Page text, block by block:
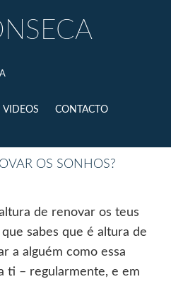
VIDEOS CONTACTO
OS SONHOS?
de renovar os teus
sabes que é altura de
a alguém como essa
ti – regularmente, e em